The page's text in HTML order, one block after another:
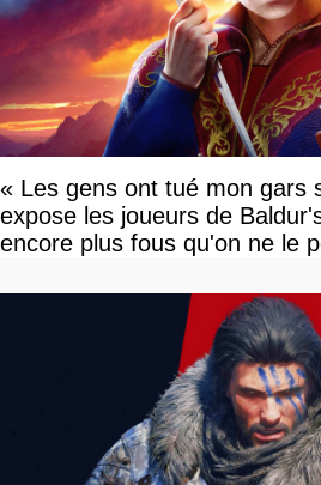
« Les gens ont tué mon gars
expose les joueurs de
encore plus fous qu'on ne le